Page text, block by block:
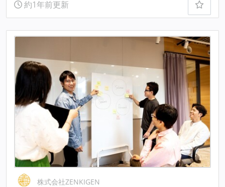
約1年前更新
株式会社ZENKIGEN